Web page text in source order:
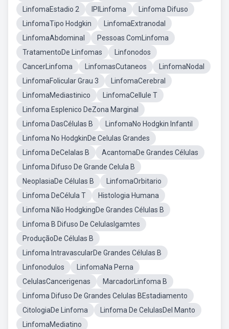
LinfomaEstadio 2 IPILinfoma
Linfoma Difuso
LinfomaTipo Hodgkin
LinfomaExtranodal
LinfomaAbdominal
Pessoas ComLinfoma
TratamentoDe Linfomas
Linfonodos
CancerLinfoma
LinfomasCutaneos
LinfomaNodal
LinfomaFolicular Grau 3
LinfomaCerebral
LinfomaMediastinico
LinfomaCellule T
Linfoma Esplenico DeZona Marginal
Linfoma DasCélulas B
LinfomaNo Hodgkin Infantil
Linfoma No HodgkinDe Celulas Grandes
Linfoma DeCelalas B
AcantomaDe Grandes Células
Linfoma Difuso De Grande Celula B
NeoplasiaDe Células B
LinfomaOrbitario
Linfoma DeCélula T
Histologia Humana
Linfoma Não HodgkingDe Grandes Células B
Linfoma B Difuso De CelulasIgamtes
ProduçãoDe Células B
Linfoma IntravascularDe Grandes Células B
Linfonodulos
LinfomaNa Perna
CelulasCancerigenas
MarcadorLinfoma B
Linfoma Difuso De Grandes Celulas BEstadiamento
CitologiaDe Linfoma
Linfoma De CelulasDel Manto
LinfomaMediatino